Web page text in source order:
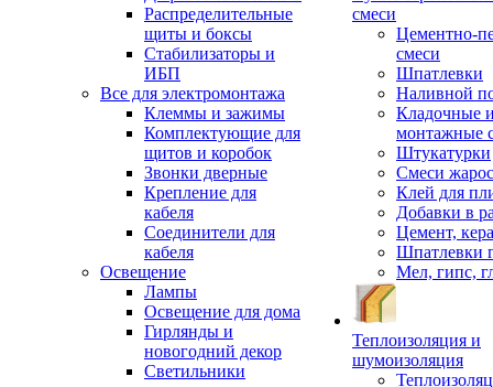
Распределительные
щиты и боксы
Стабилизаторы и
ИБП
Все для электромонтажа
Клеммы и зажимы
Комплектующие для
щитов и коробок
Звонки дверные
Крепление для
кабеля
Соединители для
кабеля
Освещение
Лампы
Освещение для дома
Гирлянды и
новогодний декор
Светильники
смеси
Цементно-
смеси
Шпатлевки
Наливной
Кладочные
монтажные
Штукатурки
Смеси
Клей для
Добавки в
Цемент,
Шпатлевки
Мел, гипс,
Теплоизоляция и
шумоизоляция